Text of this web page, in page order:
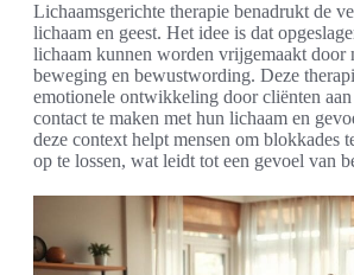
Lichaamsgerichte therapie benadrukt de
lichaam en geest. Het idee is dat
lichaam kunnen worden vrijgemaakt door
beweging en bewustwording. Deze
emotionele ontwikkeling door cliënten aan
contact te maken met hun lichaam en
deze context helpt mensen om blokkades
op te lossen, wat leidt tot een gevoel van